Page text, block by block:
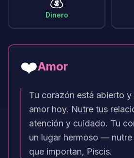
Dinero
❤️Amor
Tu corazón está abierto
amor hoy. Nutre tus
atención y cuidado. Tu
un lugar hermoso —
que importan, Piscis.